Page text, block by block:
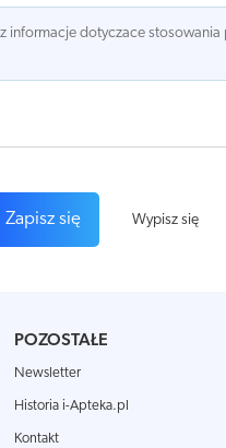
informacje dotyczace
Zapisz się Wypisz się
POZOSTAŁE
Newsletter
Historia i-Apteka.pl
Kontakt